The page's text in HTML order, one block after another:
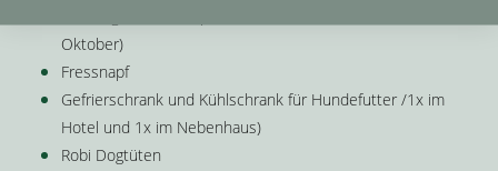
Oktober)
Fressnapf
Gefrierschrank und Kühlschrank für Hundefutter /1x im
Hotel und 1x im Nebenhaus)
Robi Dogtüten